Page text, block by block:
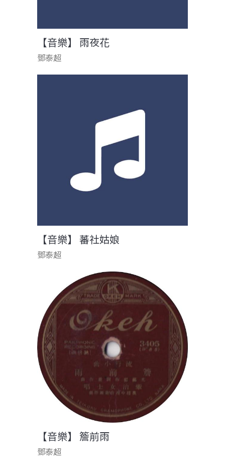
【音樂】 雨夜花
鄧泰超
【音樂】 蕃社姑娘
鄧泰超
【音樂】 簷前雨
鄧泰超